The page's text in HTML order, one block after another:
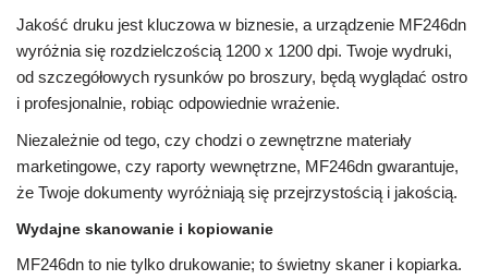
Jakość druku jest kluczowa w biznesie, a urządzenie MF246dn
wyróżnia się rozdzielczością 1200 x 1200 dpi. Twoje wydruki,
od szczegółowych rysunków po broszury, będą wyglądać ostro
i profesjonalnie, robiąc odpowiednie wrażenie.
Niezależnie od tego, czy chodzi o zewnętrzne materiały
marketingowe, czy raporty wewnętrzne, MF246dn gwarantuje,
że Twoje dokumenty wyróżniają się przejrzystością i jakością.
Wydajne skanowanie i kopiowanie
MF246dn to nie tylko drukowanie; to świetny skaner i kopiarka.